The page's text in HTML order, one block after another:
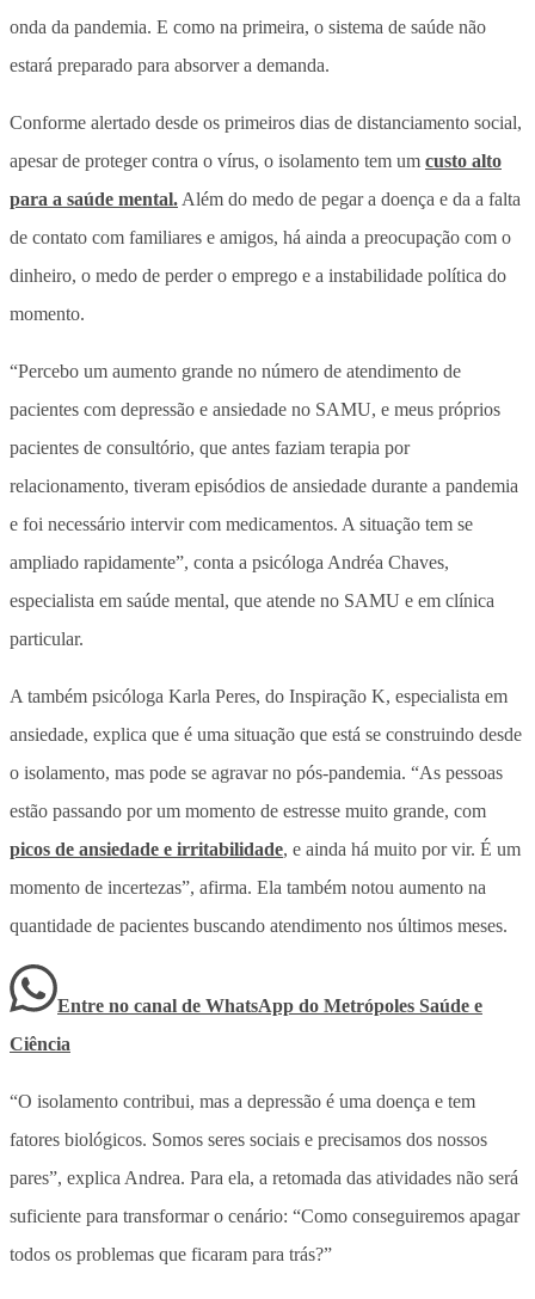
onda da pandemia. E como na primeira, o sistema de saúde não
estará preparado para absorver a demanda.
Conforme alertado desde os primeiros dias de distanciamento social,
apesar de proteger contra o vírus, o isolamento tem um custo alto
para a saúde mental. Além do medo de pegar a doença e da a falta
de contato com familiares e amigos, há ainda a preocupação com o
dinheiro, o medo de perder o emprego e a instabilidade política do
momento.
“Percebo um aumento grande no número de atendimento de
pacientes com depressão e ansiedade no SAMU, e meus próprios
pacientes de consultório, que antes faziam terapia por
relacionamento, tiveram episódios de ansiedade durante a pandemia
e foi necessário intervir com medicamentos. A situação tem se
ampliado rapidamente”, conta a psicóloga Andréa Chaves,
especialista em saúde mental, que atende no SAMU e em clínica
particular.
A também psicóloga Karla Peres, do Inspiração K, especialista em
ansiedade, explica que é uma situação que está se construindo desde
o isolamento, mas pode se agravar no pós-pandemia. “As pessoas
estão passando por um momento de estresse muito grande, com
picos de ansiedade e irritabilidade, e ainda há muito por vir. É um
momento de incertezas”, afirma. Ela também notou aumento na
quantidade de pacientes buscando atendimento nos últimos meses.
Entre no canal de WhatsApp do Metrópoles Saúde e
Ciência
“O isolamento contribui, mas a depressão é uma doença e tem
fatores biológicos. Somos seres sociais e precisamos dos nossos
pares”, explica Andrea. Para ela, a retomada das atividades não será
suficiente para transformar o cenário: “Como conseguiremos apagar
todos os problemas que ficaram para trás?”